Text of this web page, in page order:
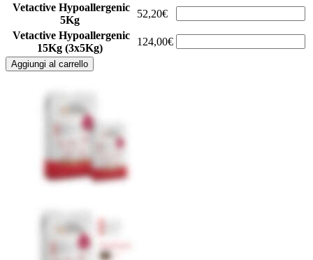
Vetactive Hypoallergenic
5Kg
52,20€
Vetactive Hypoallergenic
15Kg (3x5Kg)
124,00€
Aggiungi al carrello